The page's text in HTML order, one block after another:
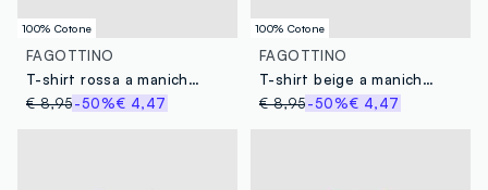
100% Cotone
FAGOTTINO
T-shirt rossa a maniche corte in puro cotone per bimbo over fit
€ 8,95-50%€ 4,47
100% Cotone
FAGOTTINO
T-shirt beige a maniche corte in puro cotone per bimbo over fit
€ 8,95-50%€ 4,47